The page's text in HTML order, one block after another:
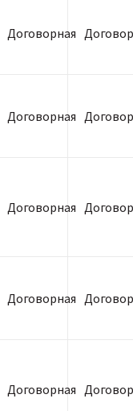
Договорная
Договорная
Договорная
Договорная
Договорная